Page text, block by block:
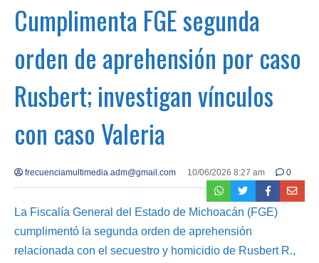
Cumplimenta FGE segunda
orden de aprehensión por caso
Rusbert; investigan vínculos
con caso Valeria
frecuenciamultimedia.adm@gmail.com 10/06/2026 8:27 am 0
La Fiscalía General del Estado de Michoacán (FGE)
cumplimentó la segunda orden de aprehensión
relacionada con el secuestro y homicidio de Rusbert R.,